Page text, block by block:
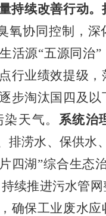
持续改善行动。
氧协同控制，深
活源“五源同治”
行业绩效提级，
步淘汰国四及以
天气。 系统治
排涝水、保供水
四湖”综合生态
续推进污水管
确保工业废水应